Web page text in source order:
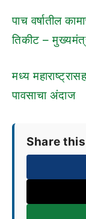
पाच वर्षातील
तिकीट –
मध्य
पावसाचा अंदाज
Share